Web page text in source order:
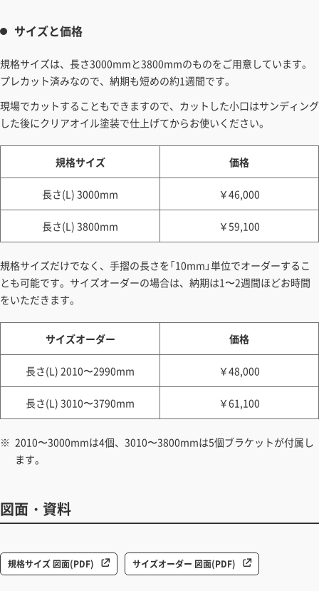
サイズと価格
規格サイズは、長さ3000mmと3800mmのものをご用意しています。
プレカット済みなので、納期も短めの約1週間です。
現場でカットすることもできますので、カットした小口はサンディング
した後にクリアオイル塗装で仕上げてからお使いください。
規格サイズ 価格
長さ(L) 3000mm ￥46,000
長さ(L) 3800mm ￥59,100
規格サイズだけでなく、手摺の長さを「10mm」単位でオーダーするこ
とも可能です。サイズオーダーの場合は、納期は1〜2週間ほどお時間
をいただきます。
サイズオーダー 価格
長さ(L) 2010〜2990mm ￥48,000
長さ(L) 3010〜3790mm ￥61,100
2010〜3000mmは4個、3010〜3800mmは5個ブラケットが付属し
ます。
図面・資料
規格サイズ 図面(PDF) サイズオーダー 図面(PDF)